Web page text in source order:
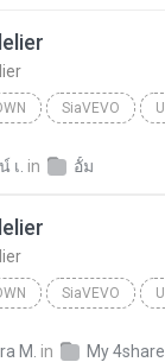
SiaVEVO
เ. in อั้ม
SiaVEVO
M. in My